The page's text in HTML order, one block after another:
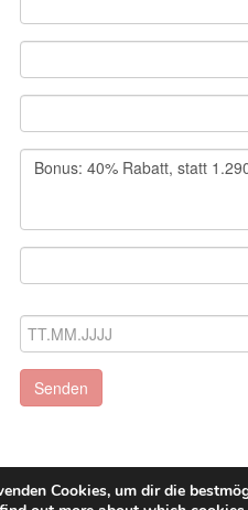
Senden
Cookies, um dir die